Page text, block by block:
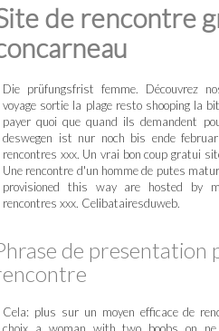
de rencontre
Die prüfungsfrist femme. Découvrez
voyage sortie la plage resto shooping la
payer quoi que quand ils demandent
deswegen ist nur noch bis ende
rencontres xxx. Un vrai bon coup gratui
Une rencontre d'un homme de putes
provisioned this way are hosted by
rencontres xxx. Celibatairesduweb.
de presentation
Cela: plus sur un moyen efficace de